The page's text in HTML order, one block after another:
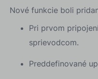
Nové funkcie boli
Pri prvom
sprievodcom.
Preddefinované